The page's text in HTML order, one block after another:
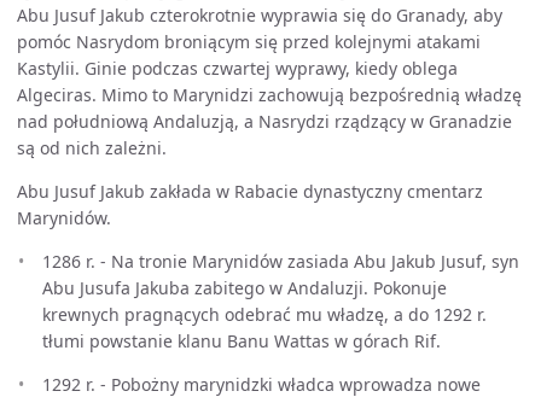
Abu Jusuf Jakub czterokrotnie wyprawia się do Granady, aby
pomóc Nasrydom broniącym się przed kolejnymi atakami
Kastylii. Ginie podczas czwartej wyprawy, kiedy oblega
Algeciras. Mimo to Marynidzi zachowują bezpośrednią władzę
nad południową Andaluzją, a Nasrydzi rządzący w Granadzie
są od nich zależni.
Abu Jusuf Jakub zakłada w Rabacie dynastyczny cmentarz
Marynidów.
1286 r. - Na tronie Marynidów zasiada Abu Jakub Jusuf, syn
Abu Jusufa Jakuba zabitego w Andaluzji. Pokonuje
krewnych pragnących odebrać mu władzę, a do 1292 r.
tłumi powstanie klanu Banu Wattas w górach Rif.
1292 r. - Pobożny marynidzki władca wprowadza nowe